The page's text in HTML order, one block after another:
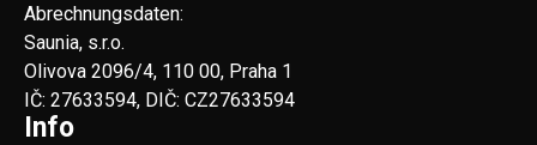
Abrechnungsdaten:
Saunia, s.r.o.
Olivova 2096/4, 110 00, Praha 1
IČ: 27633594, DIČ: CZ27633594
Info